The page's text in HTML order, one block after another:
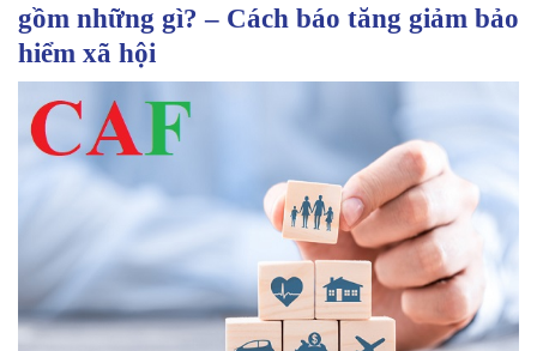
gồm những gì? – Cách báo tăng giảm bảo
hiểm xã hội